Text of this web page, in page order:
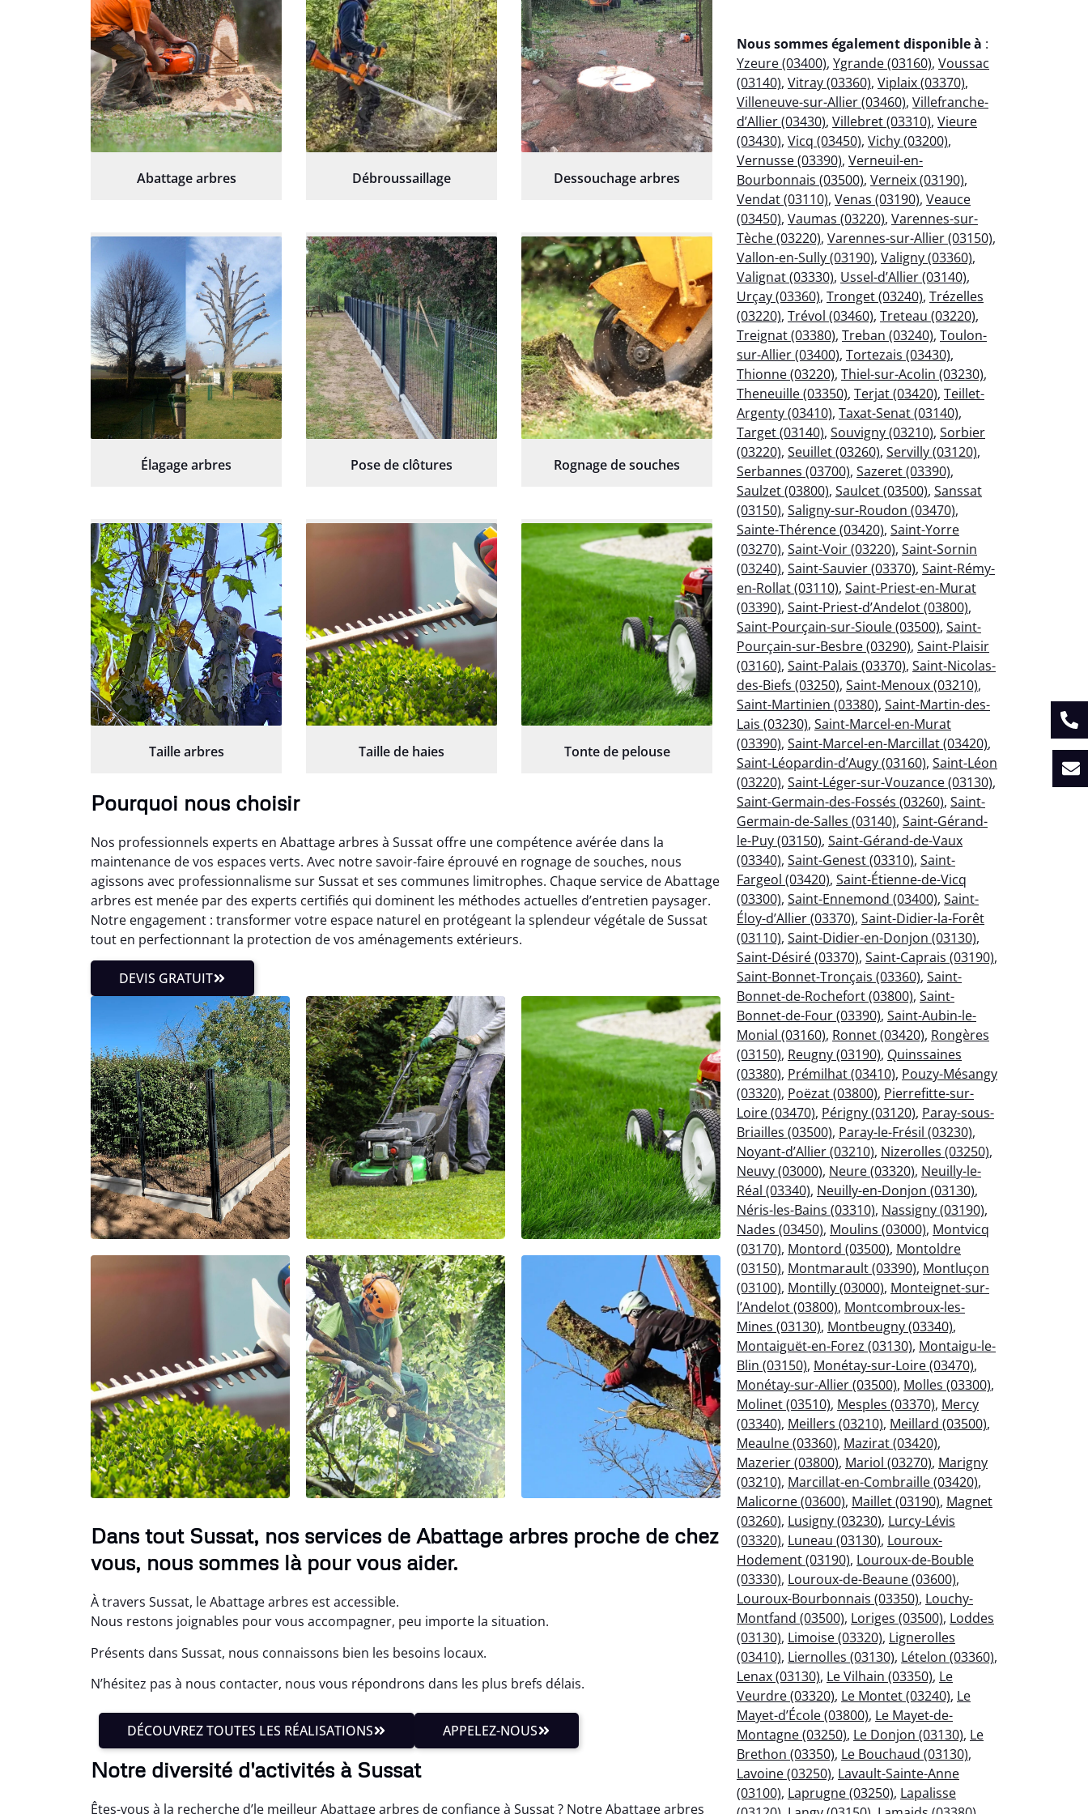
Abattage arbres Débroussaillage Dessouchage arbres
Élagage arbres Pose de clôtures Rognage de souches
Taille arbres Taille de haies Tonte de pelouse
Pourquoi nous choisir
Nos professionnels experts en Abattage arbres à Sussat offre une compétence avérée dans la
maintenance de vos espaces verts. Avec notre savoir-faire éprouvé en rognage de souches, nous
agissons avec professionnalisme sur Sussat et ses communes limitrophes. Chaque service de Abattage
arbres est menée par des experts certifiés qui dominent les méthodes actuelles d’entretien paysager.
Notre engagement : transformer votre espace naturel en protégeant la splendeur végétale de Sussat
tout en perfectionnant la protection de vos aménagements extérieurs.
DEVIS GRATUIT
Dans tout Sussat, nos services de Abattage arbres proche de chez
vous, nous sommes là pour vous aider.
À travers Sussat, le Abattage arbres est accessible.
Nous restons joignables pour vous accompagner, peu importe la situation.
Présents dans Sussat, nous connaissons bien les besoins locaux.
N’hésitez pas à nous contacter, nous vous répondrons dans les plus brefs délais.
DÉCOUVREZ TOUTES LES RÉALISATIONS APPELEZ-NOUS
Notre diversité d'activités à Sussat
Êtes-vous à la recherche d’le meilleur Abattage arbres de confiance à Sussat ? Notre Abattage arbres
Nous sommes également disponible à :
Yzeure (03400), Ygrande (03160), Voussac
(03140), Vitray (03360), Viplaix (03370),
Villeneuve-sur-Allier (03460), Villefranche-
d’Allier (03430), Villebret (03310), Vieure
(03430), Vicq (03450), Vichy (03200),
Vernusse (03390), Verneuil-en-
Bourbonnais (03500), Verneix (03190),
Vendat (03110), Venas (03190), Veauce
(03450), Vaumas (03220), Varennes-sur-
Tèche (03220), Varennes-sur-Allier (03150),
Vallon-en-Sully (03190), Valigny (03360),
Valignat (03330), Ussel-d’Allier (03140),
Urçay (03360), Tronget (03240), Trézelles
(03220), Trévol (03460), Treteau (03220),
Treignat (03380), Treban (03240), Toulon-
sur-Allier (03400), Tortezais (03430),
Thionne (03220), Thiel-sur-Acolin (03230),
Theneuille (03350), Terjat (03420), Teillet-
Argenty (03410), Taxat-Senat (03140),
Target (03140), Souvigny (03210), Sorbier
(03220), Seuillet (03260), Servilly (03120),
Serbannes (03700), Sazeret (03390),
Saulzet (03800), Saulcet (03500), Sanssat
(03150), Saligny-sur-Roudon (03470),
Sainte-Thérence (03420), Saint-Yorre
(03270), Saint-Voir (03220), Saint-Sornin
(03240), Saint-Sauvier (03370), Saint-Rémy-
en-Rollat (03110), Saint-Priest-en-Murat
(03390), Saint-Priest-d’Andelot (03800),
Saint-Pourçain-sur-Sioule (03500), Saint-
Pourçain-sur-Besbre (03290), Saint-Plaisir
(03160), Saint-Palais (03370), Saint-Nicolas-
des-Biefs (03250), Saint-Menoux (03210),
Saint-Martinien (03380), Saint-Martin-des-
Lais (03230), Saint-Marcel-en-Murat
(03390), Saint-Marcel-en-Marcillat (03420),
Saint-Léopardin-d’Augy (03160), Saint-Léon
(03220), Saint-Léger-sur-Vouzance (03130),
Saint-Germain-des-Fossés (03260), Saint-
Germain-de-Salles (03140), Saint-Gérand-
le-Puy (03150), Saint-Gérand-de-Vaux
(03340), Saint-Genest (03310), Saint-
Fargeol (03420), Saint-Étienne-de-Vicq
(03300), Saint-Ennemond (03400), Saint-
Éloy-d’Allier (03370), Saint-Didier-la-Forêt
(03110), Saint-Didier-en-Donjon (03130),
Saint-Désiré (03370), Saint-Caprais (03190),
Saint-Bonnet-Tronçais (03360), Saint-
Bonnet-de-Rochefort (03800), Saint-
Bonnet-de-Four (03390), Saint-Aubin-le-
Monial (03160), Ronnet (03420), Rongères
(03150), Reugny (03190), Quinssaines
(03380), Prémilhat (03410), Pouzy-Mésangy
(03320), Poëzat (03800), Pierrefitte-sur-
Loire (03470), Périgny (03120), Paray-sous-
Briailles (03500), Paray-le-Frésil (03230),
Noyant-d’Allier (03210), Nizerolles (03250),
Neuvy (03000), Neure (03320), Neuilly-le-
Réal (03340), Neuilly-en-Donjon (03130),
Néris-les-Bains (03310), Nassigny (03190),
Nades (03450), Moulins (03000), Montvicq
(03170), Montord (03500), Montoldre
(03150), Montmarault (03390), Montluçon
(03100), Montilly (03000), Monteignet-sur-
l’Andelot (03800), Montcombroux-les-
Mines (03130), Montbeugny (03340),
Montaiguët-en-Forez (03130), Montaigu-le-
Blin (03150), Monétay-sur-Loire (03470),
Monétay-sur-Allier (03500), Molles (03300),
Molinet (03510), Mesples (03370), Mercy
(03340), Meillers (03210), Meillard (03500),
Meaulne (03360), Mazirat (03420),
Mazerier (03800), Mariol (03270), Marigny
(03210), Marcillat-en-Combraille (03420),
Malicorne (03600), Maillet (03190), Magnet
(03260), Lusigny (03230), Lurcy-Lévis
(03320), Luneau (03130), Louroux-
Hodement (03190), Louroux-de-Bouble
(03330), Louroux-de-Beaune (03600),
Louroux-Bourbonnais (03350), Louchy-
Montfand (03500), Loriges (03500), Loddes
(03130), Limoise (03320), Lignerolles
(03410), Liernolles (03130), Lételon (03360),
Lenax (03130), Le Vilhain (03350), Le
Veurdre (03320), Le Montet (03240), Le
Mayet-d’École (03800), Le Mayet-de-
Montagne (03250), Le Donjon (03130), Le
Brethon (03350), Le Bouchaud (03130),
Lavoine (03250), Lavault-Sainte-Anne
(03100), Laprugne (03250), Lapalisse